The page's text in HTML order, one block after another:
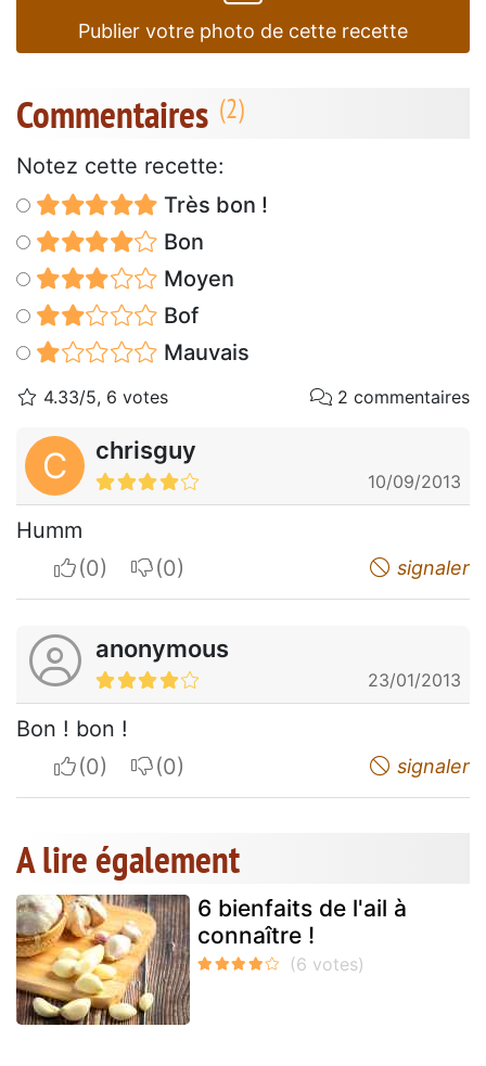
Publier votre photo de cette recette
Commentaires
Notez cette recette:
Très bon !
Bon
Moyen
Bof
Mauvais
4.33/5, 6 votes 2 commentaires
C chrisguy
10/09/2013
Humm
I apreciateI do not appreciate signaler
anonymous
23/01/2013
Bon ! bon !
I apreciateI do not appreciate signaler
A lire également
6 bienfaits de l'ail à
connaître !